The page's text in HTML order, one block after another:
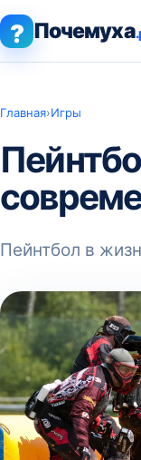
? Почемуха
Главная›Игры
Пейнтбол в